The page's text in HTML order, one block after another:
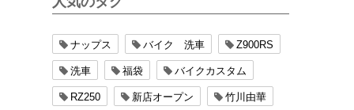
ナップス バイク 洗車 Z900RS
洗車 福袋 バイクカスタム
RZ250 新店オープン 竹川由華